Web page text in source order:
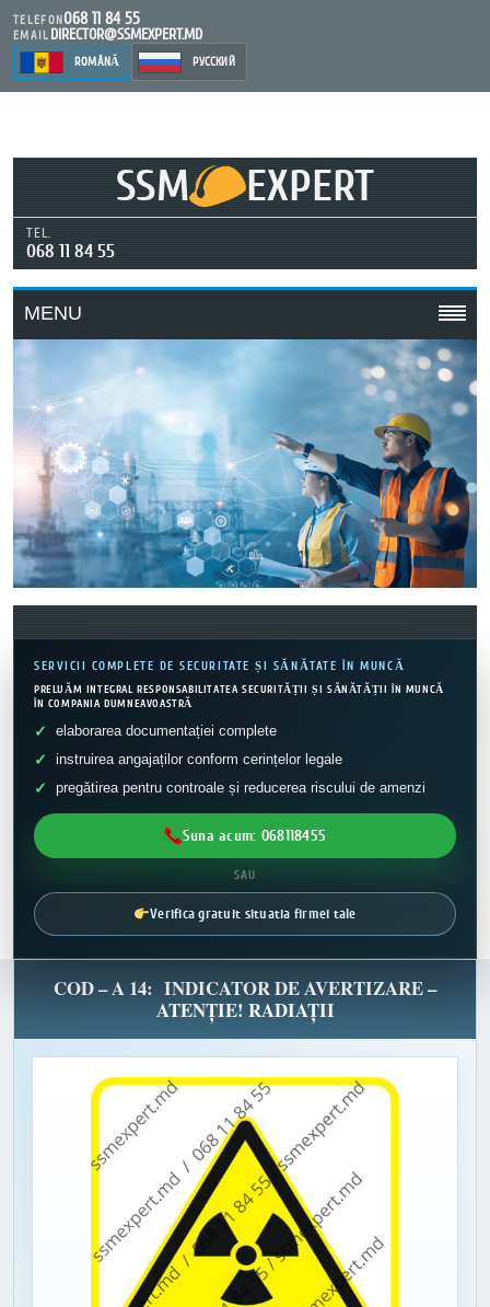
TELEFON068 11 84 55
EMAIL DIRECTOR@SSMEXPERT.MD
ROMÂNĂ РУССКИЙ
SSM EXPERT
TEL.
068 11 84 55
MENU
SERVICII COMPLETE DE SECURITATE ȘI SĂNĂTATE ÎN MUNCĂ
PRELUĂM INTEGRAL RESPONSABILITATEA SECURITĂȚII ȘI SĂNĂTĂȚII ÎN MUNCĂ
ÎN COMPANIA DUMNEAVOASTRĂ
elaborarea documentației complete
instruirea angajaților conform cerințelor legale
pregătirea pentru controale și reducerea riscului de amenzi
Suna acum: 068118455
SAU
Verifica gratuit situatia firmei tale
COD – A 14: INDICATOR DE AVERTIZARE –
ATENȚIE! RADIAȚII